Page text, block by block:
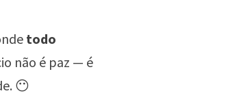
todo
não é paz — é
😶